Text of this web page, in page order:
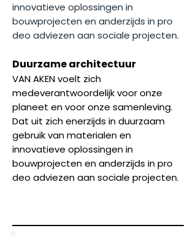
innovatieve oplossingen in
bouwprojecten en anderzijds in pro
deo adviezen aan sociale projecten.
Duurzame architectuur
VAN AKEN voelt zich
medeverantwoordelijk voor onze
planeet en voor onze samenleving.
Dat uit zich enerzijds in duurzaam
gebruik van materialen en
innovatieve oplossingen in
bouwprojecten en anderzijds in pro
deo adviezen aan sociale projecten.